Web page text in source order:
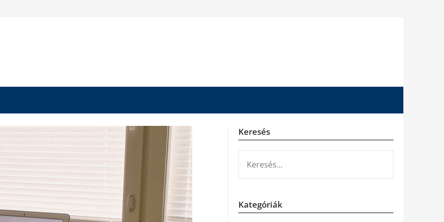
Keresés
Kategóriák